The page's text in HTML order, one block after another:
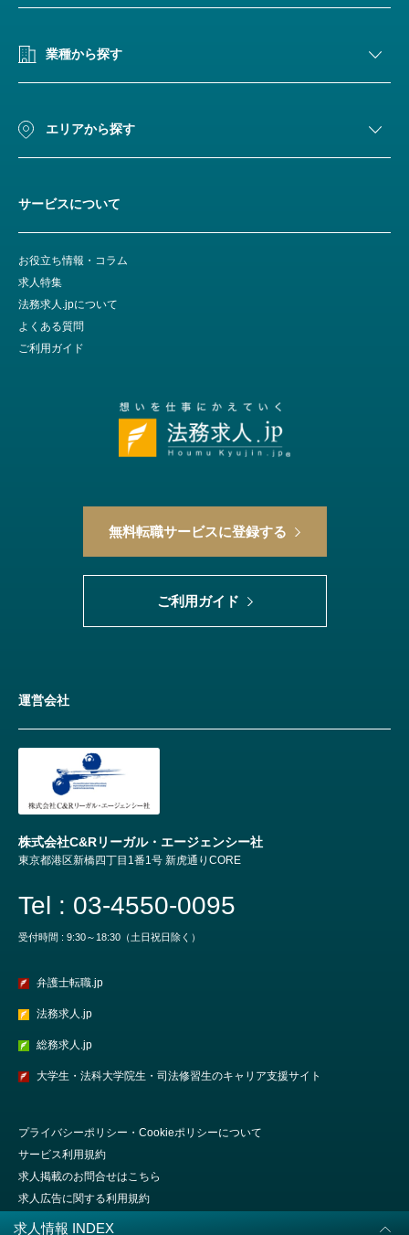
求人情報 INDEX
無料転職サービスに登録する
ご利用ガイド
弁護士転職.jp
法務求人.jp
総務求人.jp
大学生・法科大学院生・司法修習生のキャリア支援サイト
運営会社
株式会社C&Rリーガル・エージェンシー社
東京都港区新橋四丁目1番1号 新虎通りCORE
Tel : 03-4550-0095
受付時間 : 9:30～18:30（土日祝日除く）
業種から探す
エリアから探す
サービスについて
お役立ち情報・コラム
求人特集
法務求人.jpについて
よくある質問
ご利用ガイド
プライバシーポリシー・Cookieポリシーについて
サービス利用規約
求人掲載のお問合せはこちら
求人広告に関する利用規約
会社概要